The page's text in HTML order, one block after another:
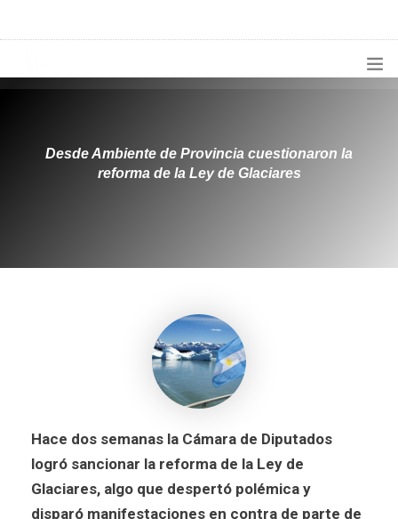
¿QUIÉNES SOMOS?
Desde Ambiente de Provincia cuestionaron la
reforma de la Ley de Glaciares
Hace dos semanas la Cámara de Diputados
logró sancionar la reforma de la Ley de
Glaciares, algo que despertó polémica y
disparó manifestaciones en contra de parte de